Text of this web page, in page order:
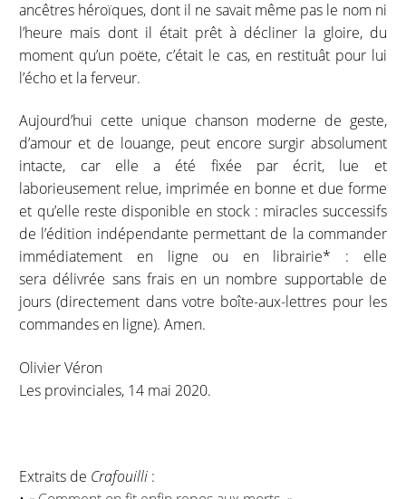
ancêtres héroïques, dont il ne savait même pas le nom ni
l’heure mais dont il était prêt à décliner la gloire, du
moment qu’un poëte, c’était le cas, en restituât pour lui
l’écho et la ferveur.
Aujourd’hui cette unique chanson moderne de geste,
d’amour et de louange, peut encore surgir absolument
intacte, car elle a été fixée par écrit, lue et
laborieusement relue, imprimée en bonne et due forme
et qu’elle reste disponible en stock : miracles successifs
de l’édition indépendante permettant de la commander
immédiatement en ligne ou en librairie* : elle
sera délivrée sans frais en un nombre supportable de
jours (directement dans votre boîte-aux-lettres pour les
commandes en ligne). Amen.
Olivier Véron
Les provinciales, 14 mai 2020.
Extraits de Crafouilli :